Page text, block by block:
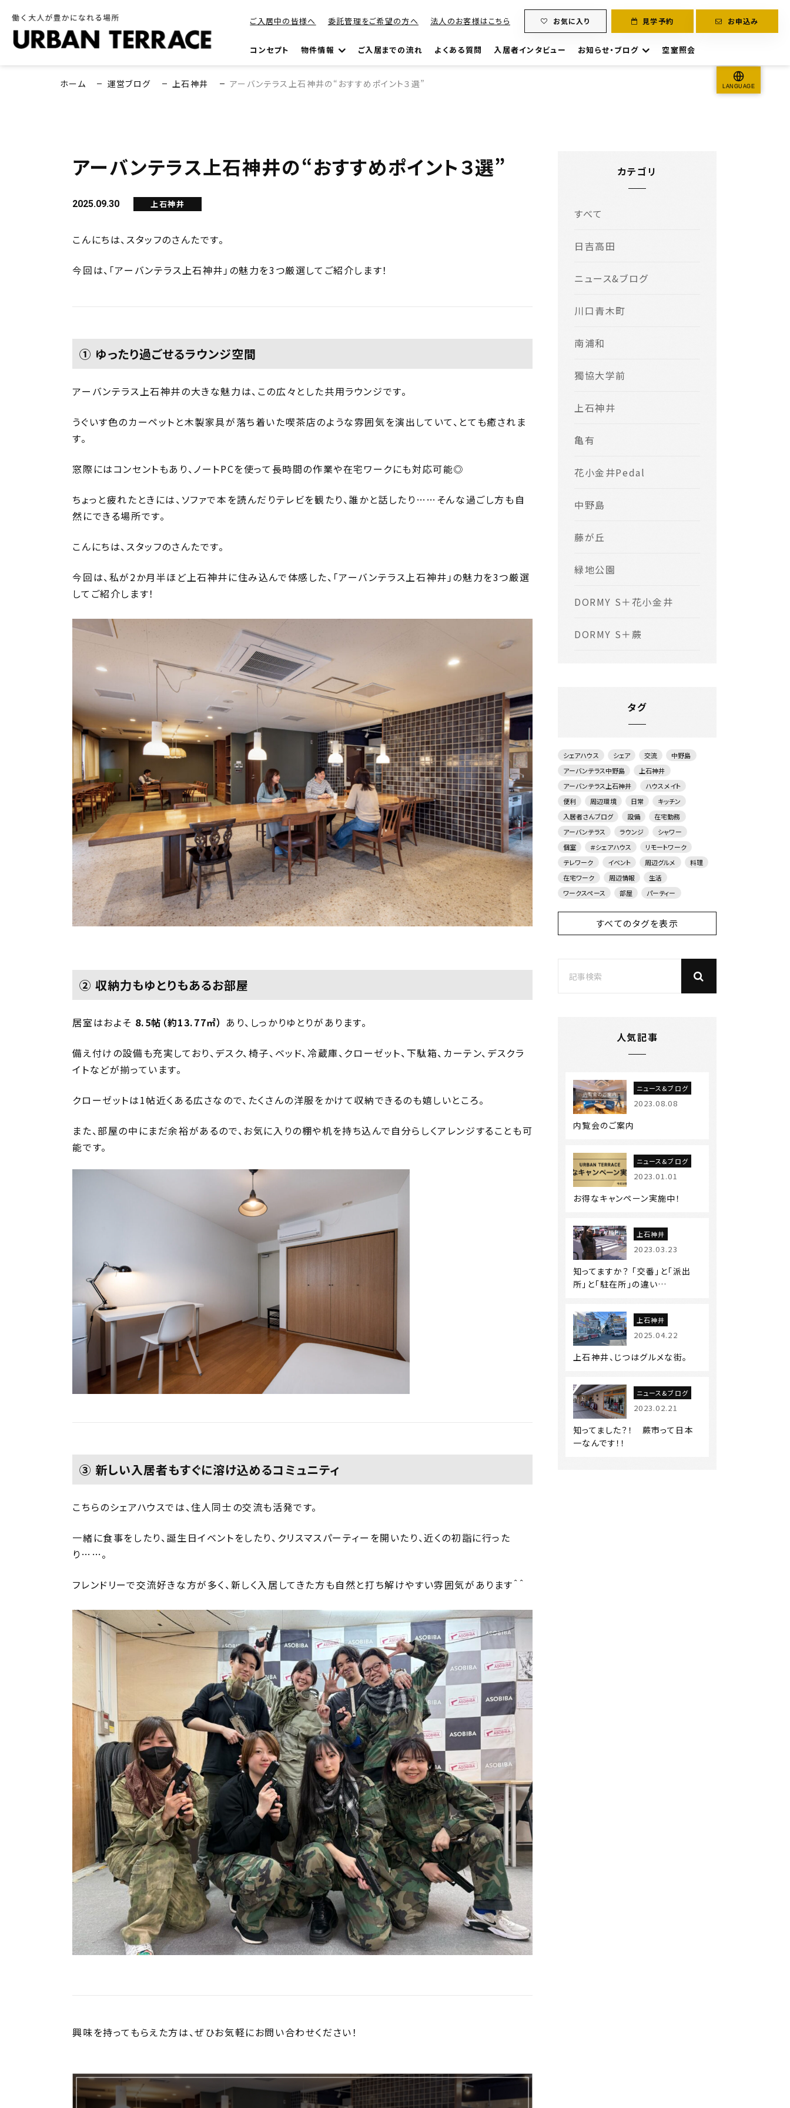
ご入居中の皆様へ 委託管理をご希望の方へ 法人のお客様はこちら お気に入り 見学予約 お申込み
コンセプト 物件情報 ご入居までの流れ よくある質問 入居者インタビュー お知らせ・ブログ 空室照会
ホーム 運営ブログ 上石神井 アーバンテラス上石神井の“おすすめポイント３選”
アーバンテラス上石神井の“おすすめポイント３選”
2025.09.30 上石神井
こんにちは、スタッフのさんたです。
今回は、「アーバンテラス上石神井」の魅力を3つ厳選してご紹介します！
① ゆったり過ごせるラウンジ空間
アーバンテラス上石神井の大きな魅力は、この広々とした共用ラウンジです。
うぐいす色のカーペットと木製家具が落ち着いた喫茶店のような雰囲気を演出していて、とても癒されま
す。
窓際にはコンセントもあり、ノートPCを使って長時間の作業や在宅ワークにも対応可能◎
ちょっと疲れたときには、ソファで本を読んだりテレビを観たり、誰かと話したり……そんな過ごし方も自
然にできる場所です。
こんにちは、スタッフのさんたです。
今回は、私が2か月半ほど上石神井に住み込んで体感した、「アーバンテラス上石神井」の魅力を3つ厳選
してご紹介します！
② 収納力もゆとりもあるお部屋
居室はおよそ 8.5帖（約13.77㎡） あり、しっかりゆとりがあります。
備え付けの設備も充実しており、デスク、椅子、ベッド、冷蔵庫、クローゼット、下駄箱、カーテン、デスクラ
イトなどが揃っています。
クローゼットは1帖近くある広さなので、たくさんの洋服をかけて収納できるのも嬉しいところ。
また、部屋の中にまだ余裕があるので、お気に入りの棚や机を持ち込んで自分らしくアレンジすることも可
能です。
③ 新しい入居者もすぐに溶け込めるコミュニティ
こちらのシェアハウスでは、住人同士の交流も活発です。
一緒に食事をしたり、誕生日イベントをしたり、クリスマスパーティーを開いたり、近くの初詣に行った
り……。
フレンドリーで交流好きな方が多く、新しく入居してきた方も自然と打ち解けやすい雰囲気があります＾＾
興味を持ってもらえた方は、ぜひお気軽にお問い合わせください！
カテゴリ
すべて
日吉高田
ニュース&ブログ
川口青木町
南浦和
獨協大学前
上石神井
亀有
花小金井Pedal
中野島
藤が丘
緑地公園
DORMY S＋花小金井
DORMY S＋蕨
タグ
シェアハウス シェア 交流
中野島
アーバンテラス中野島
上石神井
アーバンテラス上石神井
ハウスメイト
便利
周辺環境 日常
キッチン
入居者さんブログ
設備
在宅勤務
アーバンテラス
ラウンジ
シャワー
個室
＃シェアハウス
リモートワーク
テレワーク
イベント 周辺グルメ
料理
在宅ワーク
周辺情報
生活
ワークスペース
部屋 パーティー
すべてのタグを表示
人気記事
ニュース&ブログ
2023.08.08
内覧会のご案内
ニュース&ブログ
2023.01.01
お得なキャンペーン実施中！
上石神井
2023.03.23
知ってますか？ 「交番」と「派出
所」と「駐在所」の違い…
上石神井
2025.04.22
上石神井、じつはグルメな街。
ニュース&ブログ
2023.02.21
知ってました？！ 蕨市って日本
一なんです！！
LANGUAGE